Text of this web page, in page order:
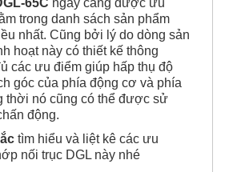
Nhưng tại sao dòngkhớp
65C ngày càng được ưu
trong danh sách sản phẩm
nhất. Cũng bởi lý do dòng sản
hoạt này có thiết kế thông
các ưu điểm giúp hấp thụ độ
góc của phía động cơ và phía
thời nó cũng có thể được sử
động.
tìm hiểu và liệt kê các ưu